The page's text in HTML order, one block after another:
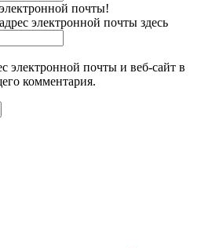
почты!
электронной почты здесь
электронной почты и веб-сайт в
комментария.